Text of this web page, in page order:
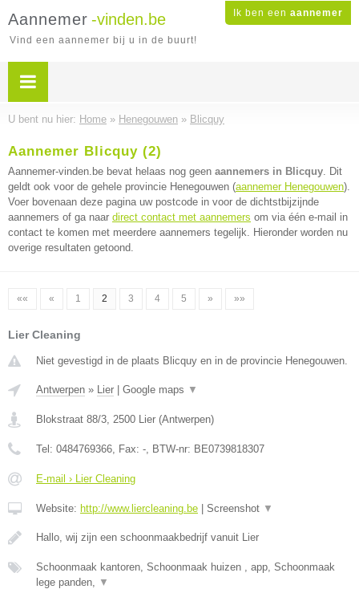
Ik ben een aannemer
Aannemer -vinden.be
Vind een aannemer bij u in de buurt!
U bent nu hier: Home » Henegouwen » Blicquy
Aannemer Blicquy (2)
Aannemer-vinden.be bevat helaas nog geen aannemers in Blicquy. Dit
geldt ook voor de gehele provincie Henegouwen (aannemer Henegouwen).
Voer bovenaan deze pagina uw postcode in voor de dichtstbijzijnde
aannemers of ga naar direct contact met aannemers om via één e-mail in
contact te komen met meerdere aannemers tegelijk. Hieronder worden nu
overige resultaten getoond.
«« « 1 2 3 4 5 » »»
Lier Cleaning
Niet gevestigd in de plaats Blicquy en in de provincie Henegouwen.
Antwerpen » Lier Google maps ▼
Blokstraat 88/3, 2500 Lier (Antwerpen)
Tel: 0484769366, Fax: -, BTW-nr: BE0739818307
E-mail › Lier Cleaning
Website: http://www.liercleaning.be Screenshot ▼
Hallo, wij zijn een schoonmaakbedrijf vanuit Lier
Schoonmaak kantoren, Schoonmaak huizen , app, Schoonmaak
lege panden, ▼